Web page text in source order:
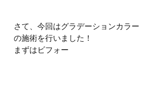
さて、今回はグラデーションカラー
の施術を行いました！
まずはビフォー